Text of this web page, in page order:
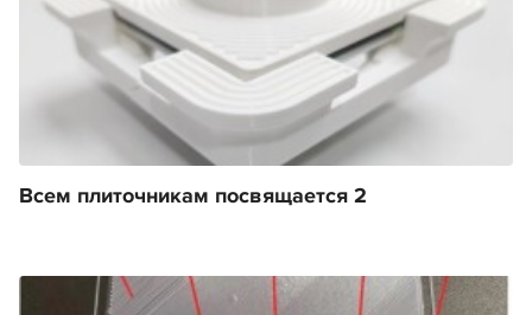
Всем плиточникам посвящается 2